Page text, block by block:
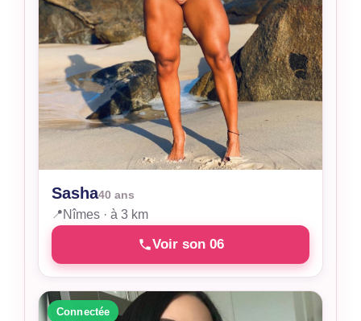
Sasha40 ans
📍Nîmes · à 3 km
Voir son 06
Connectée